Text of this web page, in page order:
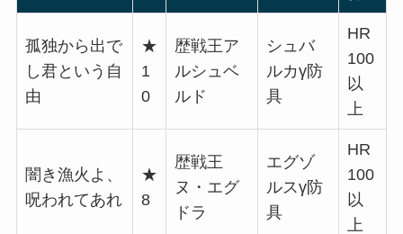
孤独から出で
し君という自
由
★
1
0
歴戦王ア
ルシュベ
ルド
シュバ
ルカγ防
具
HR
100
以
上
闇き漁火よ、
呪われてあれ
★
8
歴戦王
ヌ・エグ
ドラ
エグゾ
ルスγ防
具
HR
100
以
上